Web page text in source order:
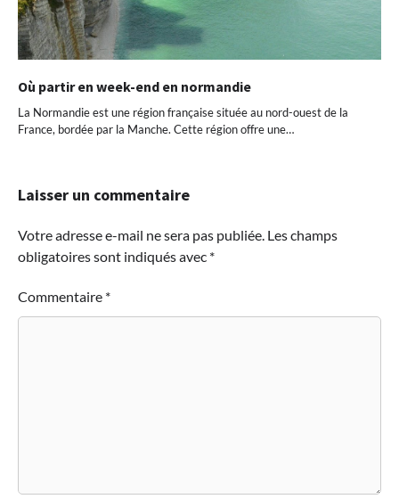
Où partir en week-end en normandie
La Normandie est une région française située au nord-ouest de la
France, bordée par la Manche. Cette région offre une…
Laisser un commentaire
Votre adresse e-mail ne sera pas publiée. Les champs
obligatoires sont indiqués avec *
Commentaire *